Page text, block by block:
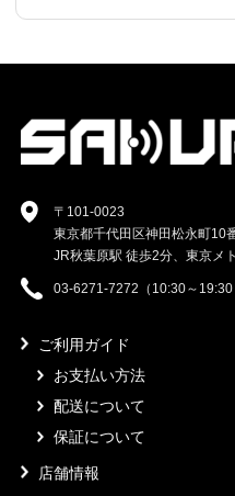
〒101-0023
東京都千代田区神田松永町10
JR秋葉原駅 徒歩2分、東京メ
03-6271-7272（10:30～19:30
ご利用ガイド
お支払い方法
配送について
保証について
店舗情報